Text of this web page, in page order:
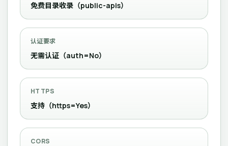
免费目录收录（public-apis）
认证要求
无需认证（auth=No）
HTTPS
支持（https=Yes）
CORS